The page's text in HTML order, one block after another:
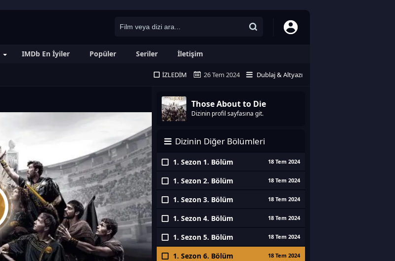
IMDb En İyiler Popüler Seriler İletişim
İZLEDIM 26 Tem 2024 Dublaj & Altyazı
Those About to Die
Dizinin profil sayfasına git.
Dizinin Diğer Bölümleri
1. Sezon 1. Bölüm 18 Tem 2024
1. Sezon 2. Bölüm 18 Tem 2024
1. Sezon 3. Bölüm 18 Tem 2024
1. Sezon 4. Bölüm 18 Tem 2024
1. Sezon 5. Bölüm 18 Tem 2024
1. Sezon 6. Bölüm 18 Tem 2024